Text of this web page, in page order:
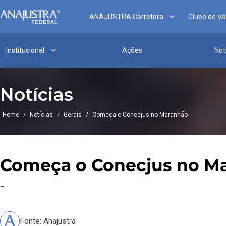
ANAJUSTRA Corretora Clube de
Institucional Ações
Notícias
Home / Notícias / Gerais / Começa o Conecjus no Maranhão
Começa o Conecjus no
–
Fonte: Anajustra